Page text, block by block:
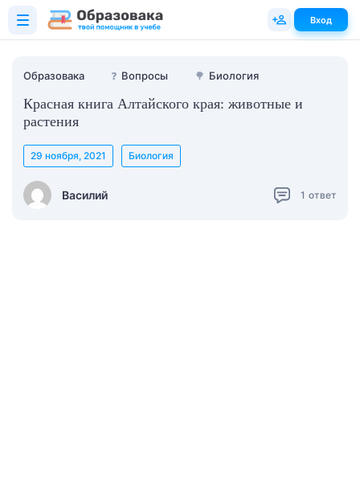
Образовака ❓ Вопросы 🌳 Биология
Красная книга Алтайского края: животные и
растения
Василий
29 ноября, 2021 Биология
1 ответ
Вход